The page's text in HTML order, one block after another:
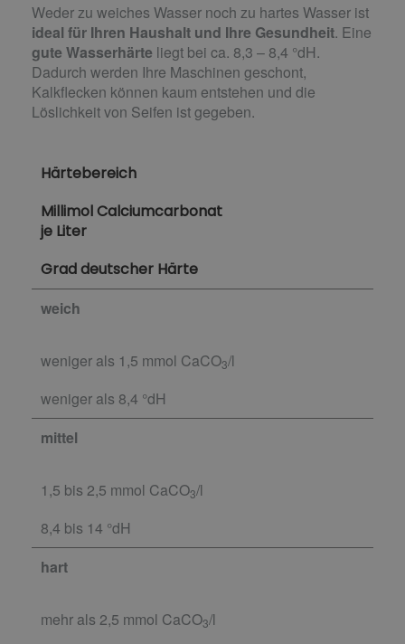
Weder zu weiches Wasser noch zu hartes Wasser ist
ideal für Ihren Haushalt und Ihre Gesundheit. Eine
gute Wasserhärte liegt bei ca. 8,3 – 8,4 °dH.
Dadurch werden Ihre Maschinen geschont,
Kalkflecken können kaum entstehen und die
Löslichkeit von Seifen ist gegeben.
Härtebereich
Millimol Calciumcarbonat
je Liter
Grad deutscher Härte
weich
weniger als 1,5 mmol CaCO3/l
weniger als 8,4 °dH
mittel
1,5 bis 2,5 mmol CaCO3/l
8,4 bis 14 °dH
hart
mehr als 2,5 mmol CaCO3/l